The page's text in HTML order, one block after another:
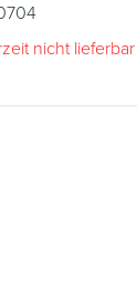
nicht lieferbar